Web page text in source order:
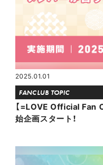
2025.01.01
FANCLUB TOPIC
【=LOVE Official Fan
始企画スタート！